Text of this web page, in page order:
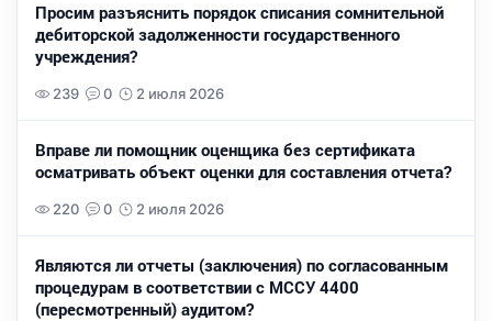
Просим разъяснить порядок списания сомнительной
дебиторской задолженности государственного
учреждения?
239 0 2 июля 2026
Вправе ли помощник оценщика без сертификата
осматривать объект оценки для составления отчета?
220 0 2 июля 2026
Являются ли отчеты (заключения) по согласованным
процедурам в соответствии с МССУ 4400
(пересмотренный) аудитом?